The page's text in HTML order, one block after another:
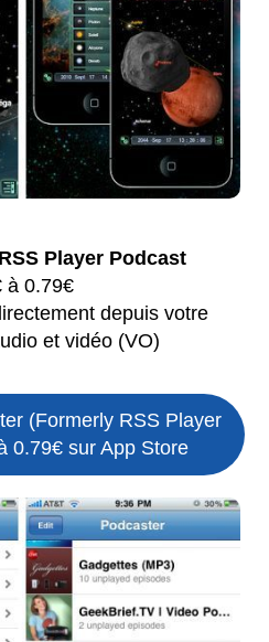
Player Podcast
à 0.79€
depuis votre
et vidéo (VO)
(Formerly RSS Player
0.79€ sur App Store